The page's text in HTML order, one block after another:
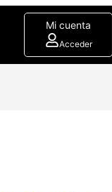
Mi cuenta
Acceder